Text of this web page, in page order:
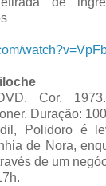
Cor.
Duração:
Polidoro é
de Nora,
de um